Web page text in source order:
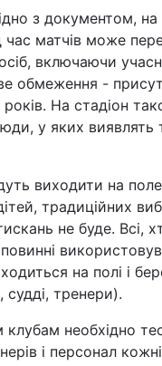
з документом, на
час матчів може
включаючи
обмеження -
років. На стадіон
у яких виявлять
виходити на
традиційних
не буде. Всі,
повинні
на полі і
судді, тренери).
необхідно
і персонал